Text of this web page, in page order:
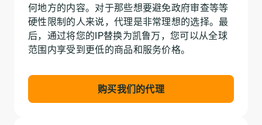
何地方的内容。对于那些想要避免政府审查等等
硬性限制的人来说，代理是非常理想的选择。最
后，通过将您的IP替换为凯鲁万，您可以从全球
范围内享受到更低的商品和服务价格。
购买我们的代理